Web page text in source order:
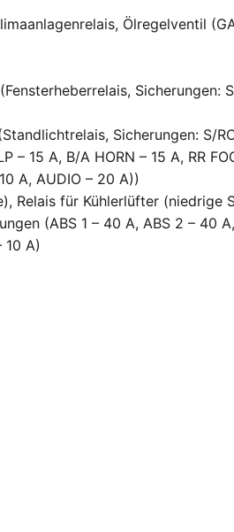
Ölregelventil
Sicherungen:
Sicherungen: S/
– 15 A, B/A HORN – 15 A, RR
A, AUDIO – 20 A))
Relais für Kühlerlüfter (niedrige
(ABS 1 – 40 A, ABS 2 – 40
10 A)